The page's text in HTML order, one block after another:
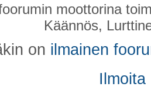
moottorina
Käännös,
on ilmainen